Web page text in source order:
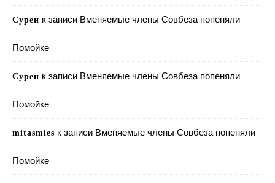
Сурен к записи Вменяемые члены Совбеза попеняли
Помойке
Сурен к записи Вменяемые члены Совбеза попеняли
Помойке
mitasmies к записи Вменяемые члены Совбеза попеняли
Помойке